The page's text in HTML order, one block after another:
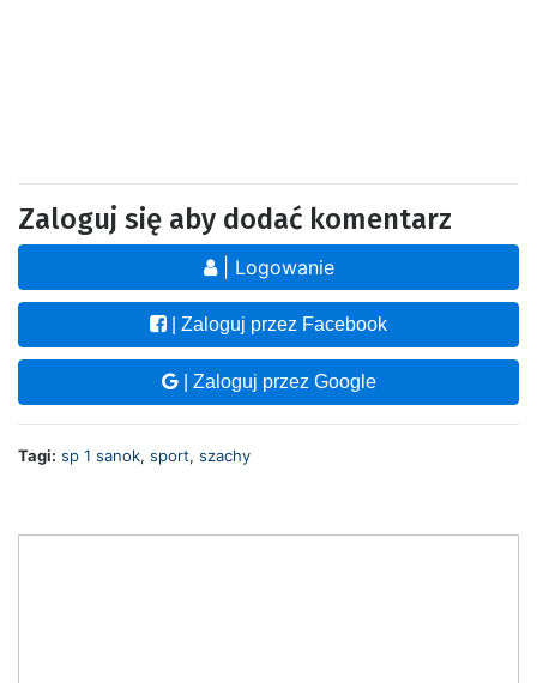
Zaloguj się aby dodać komentarz
| Logowanie
| Zaloguj przez Facebook
| Zaloguj przez Google
Tagi: sp 1 sanok, sport, szachy